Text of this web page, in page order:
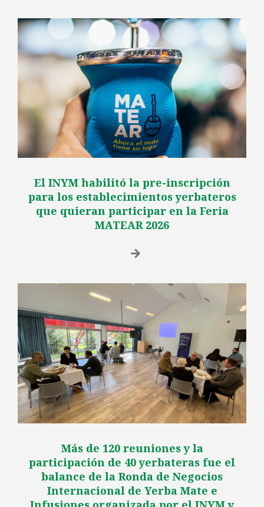
El INYM habilitó la pre-inscripción
para los establecimientos yerbateros
que quieran participar en la Feria
MATEAR 2026
Más de 120 reuniones y la
participación de 40 yerbateras fue el
balance de la Ronda de Negocios
Internacional de Yerba Mate e